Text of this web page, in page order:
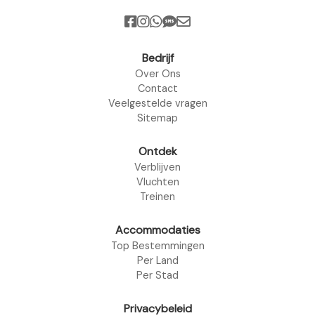
Bedrijf
Over Ons
Contact
Veelgestelde vragen
Sitemap
Ontdek
Verblijven
Vluchten
Treinen
Accommodaties
Top Bestemmingen
Per Land
Per Stad
Privacybeleid